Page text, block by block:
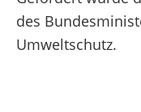
des
Umweltschutz.